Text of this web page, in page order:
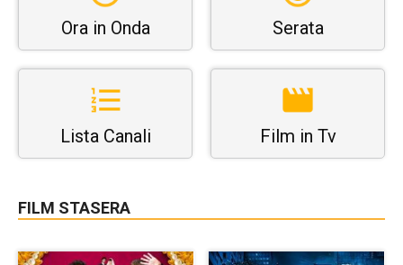
Ora in Onda Serata
Lista Canali Film in Tv
FILM STASERA